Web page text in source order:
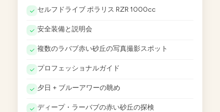
セルフドライブ ポラリス RZR 1000cc
安全装備と説明会
複数のラバブ赤い砂丘の写真撮影スポット
プロフェッショナルガイド
夕日 + ブルーアワーの眺め
ディープ・ラーバブの赤い砂丘の探検